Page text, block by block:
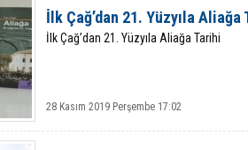
İlk Çağ’dan 21. Yüzyıla Aliağa
İlk Çağ’dan 21. Yüzyıla Aliağa Tarihi
28 Kasım 2019 Perşembe 17:02